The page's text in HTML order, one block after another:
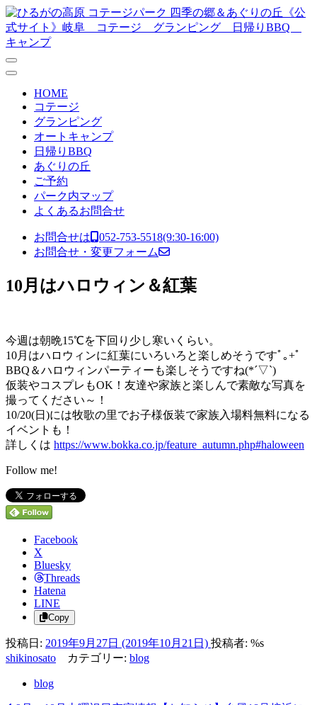
コンテンツへスキップ
メ
イ
ン
HOME
コテージ
グランピング
オートキャンプ
日帰りBBQ
あぐりの丘
ご予約
パーク内マップ
よくあるお問合せ
お問合せは 052-753-5518(9:30-16:00)
お問合せ・変更フォーム
10月はハロウィン＆紅葉
今週は朝晩15℃を下回り少し寒いくらい。
10月はハロウィンに紅葉にいろいろと楽しめそうですﾟ｡+ﾟ
BBQ＆ハロウィンパーティーも楽しそうですね(*´▽`)
仮装やコスプレもOK！友達や家族と楽しんで素敵な写真を
撮ってください～！
10/20(日)には牧歌の里でお子様仮装で家族入場料無料になる
イベントも！
詳しくは https://www.bokka.co.jp/feature_autumn.php#haloween
Follow me!
Facebook
X
Bluesky
Threads
Hatena
LINE
Copy
投稿日: 2019年9月27日 (2019年10月21日) 投稿者: %s
shikinosato
カテゴリー: blog
blog